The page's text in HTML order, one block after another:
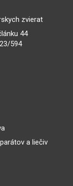
zvierat
44
594
a liečiv